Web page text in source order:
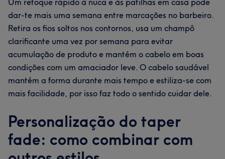
dar-te mais uma semana entre marcações no barbeiro.
Retira os fios soltos nos contornos, usa um champô
clarificante uma vez por semana para evitar
acumulação de produto e mantém o cabelo em boas
condições com um amaciador leve. O cabelo saudável
mantém a forma durante mais tempo e estiliza-se com
mais facilidade, por isso faz todo o sentido cuidar dele.
Personalização do taper
fade: como combinar com